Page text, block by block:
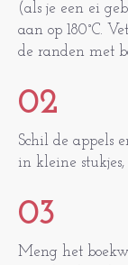
(als je een ei
aan op 180°C.
de randen met
02
Schil de appels
in kleine
03
Meng het